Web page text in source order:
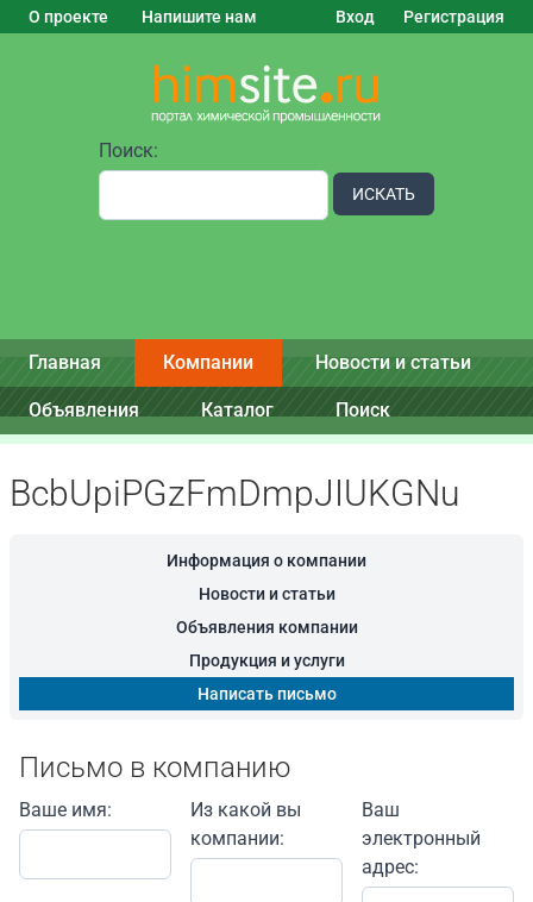
О проекте Напишите нам Вход Регистрация
Поиск:
ИСКАТЬ
Главная Компании Новости и статьи
Объявления Каталог Поиск
BcbUpiPGzFmDmpJIUKGNu
Информация о компании
Новости и статьи
Объявления компании
Продукция и услуги
Написать письмо
Письмо в компанию
Ваше имя:
Из какой вы
компании:
Ваш
электронный
адрес: